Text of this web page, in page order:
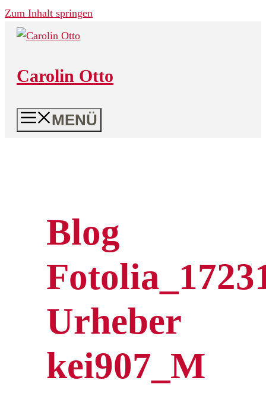
Zum Inhalt springen
Carolin Otto
MENÜ
Blog
Urheber
kei907_M